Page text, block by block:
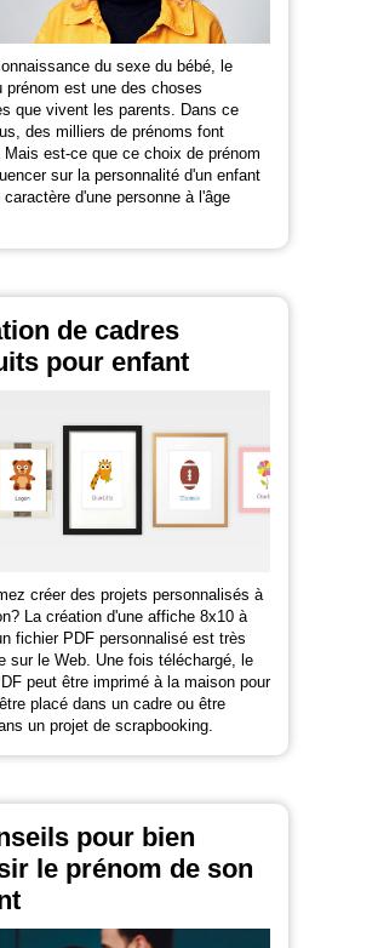
du sexe du bébé, le
prénom est une des choses
que vivent les parents. Dans ce
des milliers de prénoms font
Mais est-ce que ce choix de prénom
sur la personnalité d'un enfant
d'une personne à l'âge
de cadres
pour enfant
créer des projets personnalisés à
La création d'une affiche 8x10 à
fichier PDF personnalisé est très
sur le Web. Une fois téléchargé, le
peut être imprimé à la maison pour
placé dans un cadre ou être
un projet de scrapbooking.
pour bien
le prénom de son